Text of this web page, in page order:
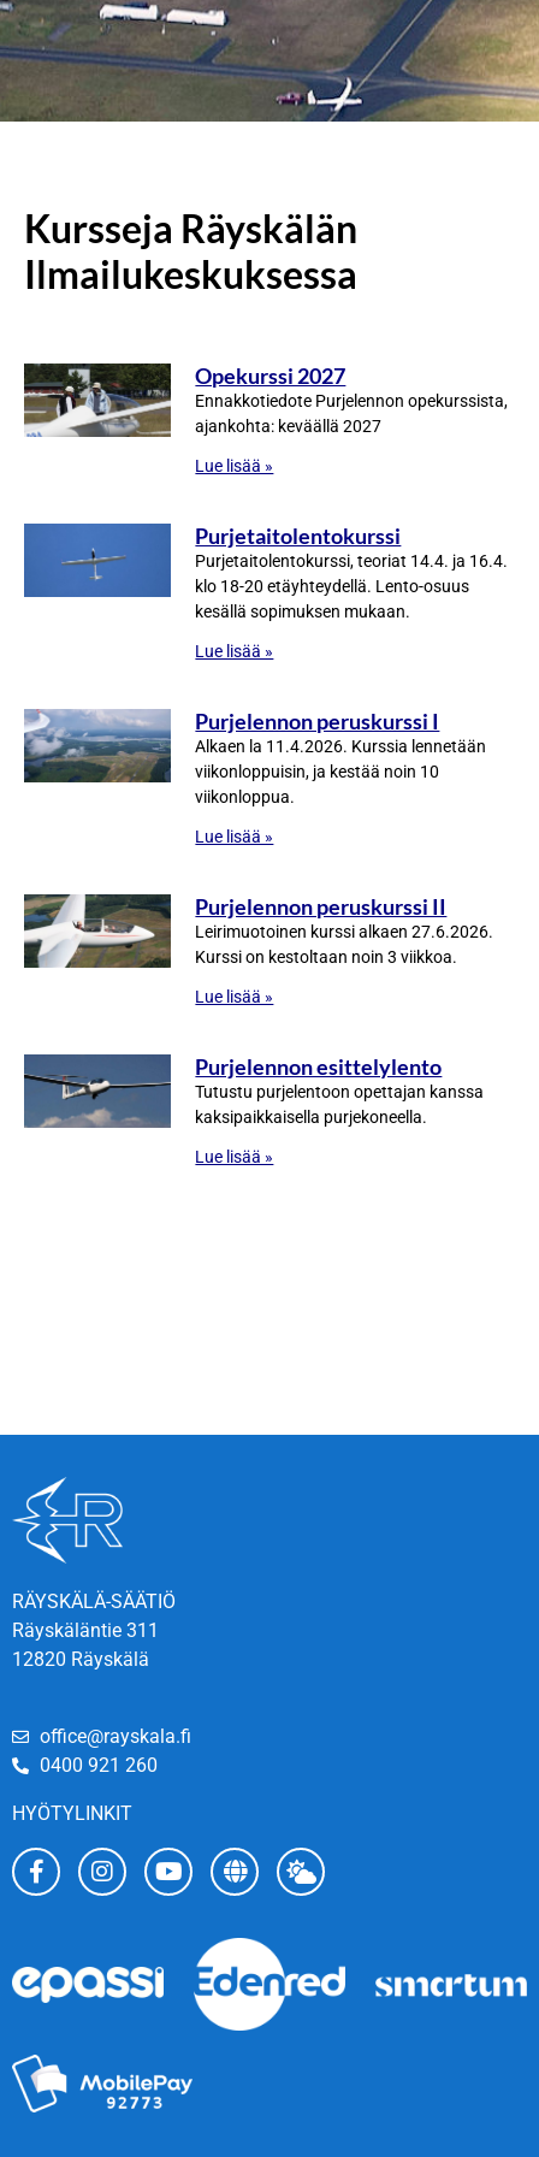
Räyskälään!
Räyskälään!
Räyskälään!
Kursseja Räyskälän
Ilmailukeskuksessa
Opekurssi 2027
Ennakkotiedote Purjelennon opekurssista,
ajankohta: keväällä 2027
Lue lisää »
Purjetaitolentokurssi
Purjetaitolentokurssi, teoriat 14.4. ja 16.4.
klo 18-20 etäyhteydellä. Lento-osuus
kesällä sopimuksen mukaan.
Lue lisää »
Purjelennon peruskurssi I
Alkaen la 11.4.2026. Kurssia lennetään
viikonloppuisin, ja kestää noin 10
viikonloppua.
Lue lisää »
Purjelennon peruskurssi II
Leirimuotoinen kurssi alkaen 27.6.2026.
Kurssi on kestoltaan noin 3 viikkoa.
Lue lisää »
Purjelennon esittelylento
Tutustu purjelentoon opettajan kanssa
kaksipaikkaisella purjekoneella.
Lue lisää »
RÄYSKÄLÄ-SÄÄTIÖ
Räyskäläntie 311
12820 Räyskälä
office@rayskala.fi
0400 921 260
HYÖTYLINKIT